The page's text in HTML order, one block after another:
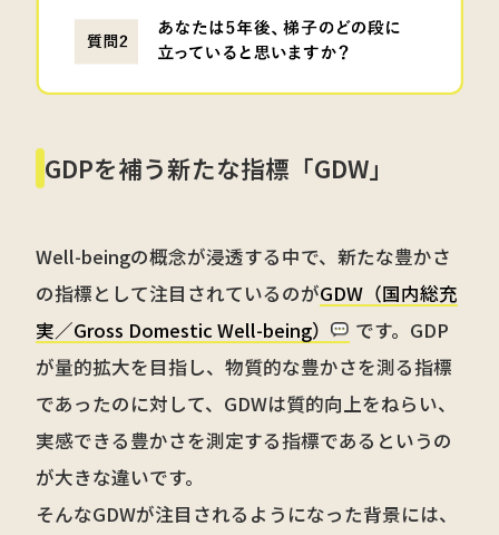
GDPを補う新たな指標「GDW」
Well-beingの概念が浸透する中で、新たな豊かさ
の指標として注目されているのがGDW（国内総充
実／Gross Domestic Well-being）
です。GDP
が量的拡大を目指し、物質的な豊かさを測る指標
であったのに対して、GDWは質的向上をねらい、
実感できる豊かさを測定する指標であるというの
が大きな違いです。
そんなGDWが注目されるようになった背景には、